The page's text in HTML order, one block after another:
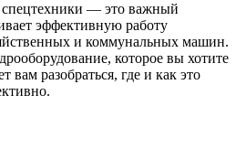
— это важный
эффективную работу
и коммунальных машин.
которое вы хотите
вам разобраться, где и как это